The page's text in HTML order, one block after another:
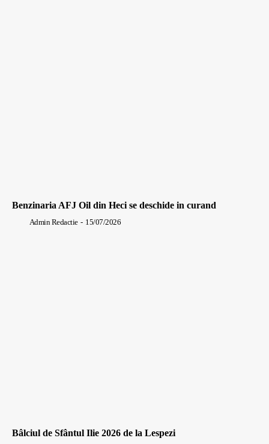
Benzinaria AFJ Oil din Heci se deschide in curand
Admin Redactie - 15/07/2026
Bâlciul de Sfântul Ilie 2026 de la Lespezi